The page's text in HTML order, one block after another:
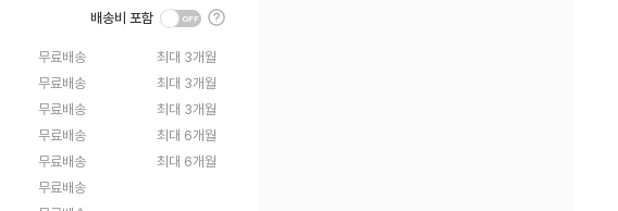
배송비 포함
툴
팁
보
기
무료배송 최대 3개월
무료배송 최대 3개월
무료배송 최대 3개월
무료배송 최대 6개월
무료배송 최대 6개월
무료배송